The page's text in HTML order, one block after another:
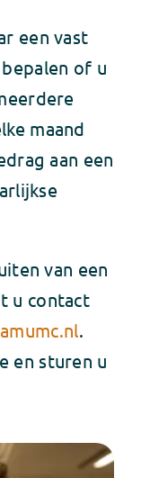
een vast
of u
maand
aan een
van een
u contact
.
en sturen u